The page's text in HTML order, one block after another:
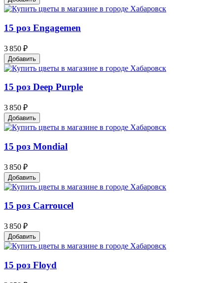
15 роз Engagemen
3 850 ₽
Добавить
15 роз Deep Purple
3 850 ₽
Добавить
15 роз Mondial
3 850 ₽
Добавить
15 роз Carroucel
3 850 ₽
Добавить
15 роз Floyd